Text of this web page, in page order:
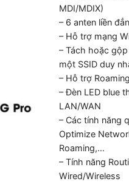
MDI/MDIX)
– 6 anten liền
– Hỗ trợ mạng
– Tách hoặc
một SSID duy
– Hỗ trợ Roaming
– Đèn LED blue
LAN/WAN
– Các tính năng
Optimize
Roaming,…
– Tính năng
Wired/Wireless